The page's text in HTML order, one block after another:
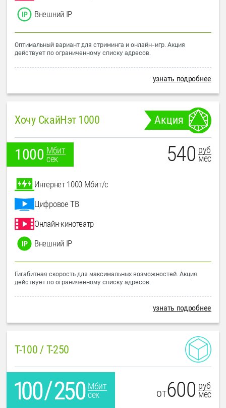
Внешний IP
Оптимальный вариант для стриминга и онлайн-игр. Акция
действует по ограниченному списку адресов.
узнать подробнее
Хочу СкайНэт 1000 Акция
1000 Мбит
сек
540 руб
мес
Интернет 1000 Мбит/с
Цифровое ТВ
Онлайн-кинотеатр
Внешний IP
Гигабитная скорость для максимальных возможностей. Акция
действует по ограниченному списку адресов.
узнать подробнее
T-100 / T-250
Мбит
сек
от600 руб
мес